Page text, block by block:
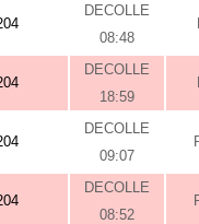
DECOLLE
08:48
DECOLLE
18:59
DECOLLE
09:07
DECOLLE
08:52